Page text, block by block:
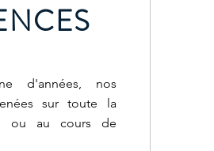
d'années, nos
sur toute la
ou au cours de